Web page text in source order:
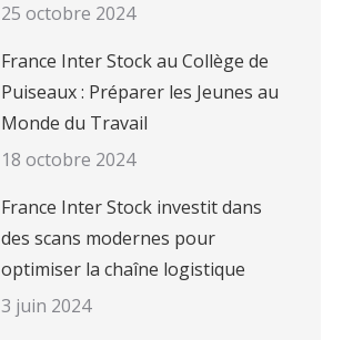
25 octobre 2024
France Inter Stock au Collège de
Puiseaux : Préparer les Jeunes au
Monde du Travail
18 octobre 2024
France Inter Stock investit dans
des scans modernes pour
optimiser la chaîne logistique
3 juin 2024